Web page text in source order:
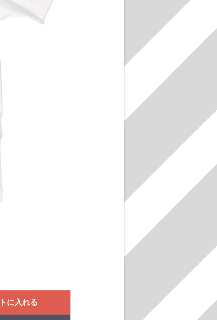
に入れる